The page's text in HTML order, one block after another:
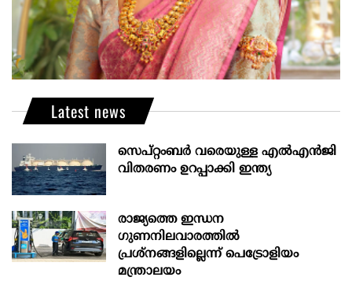
Latest news
സെപ്റ്റംബർ വരെയുള്ള എൽഎൻജി
വിതരണം ഉറപ്പാക്കി ഇന്ത്യ
രാജ്യത്തെ ഇന്ധന
ഗുണനിലവാരത്തില്‍
പ്രശ്‌നങ്ങളില്ലെന്ന് പെട്രോളിയം
മന്ത്രാലയം